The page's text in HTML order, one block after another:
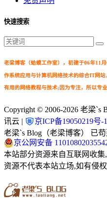
快速搜索
老梁博客（蛤蟆工作室），初建于06年11
作系统应用与计算机网络技术的综合IT网
有用的网络教程与技术;因为专注，所以专
Copyright © 2006-2026 老梁`s
讯云 |
京ICP备19050219号-1
老梁`s Blog（老梁博客） 已
京公网安备
本站部分资源来自互联网收
资源不代表本站立场,如有侵